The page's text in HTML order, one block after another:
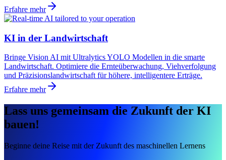
Erfahre mehr
KI in der Landwirtschaft
Bringe Vision AI mit Ultralytics YOLO Modellen in die smarte
Landwirtschaft. Optimiere die Ernteüberwachung, Viehverfolgung
und Präzisionslandwirtschaft für höhere, intelligentere Erträge.
Erfahre mehr
Lass uns gemeinsam die Zukunft der KI
bauen!
Beginne deine Reise mit der Zukunft des maschinellen Lernens